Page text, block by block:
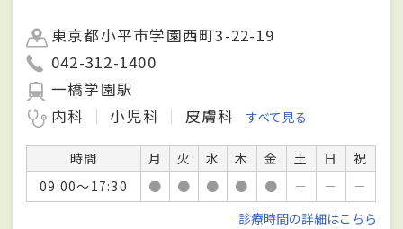
東京都小平市学園西町3-22-19
042-312-1400
一橋学園駅
内科
小児科 皮膚科 すべて見る
時間 月 火 水 木 金 土 日
祝
09:00～17:30
● ● ● ● ● － －
－
診療時間の詳細はこちら